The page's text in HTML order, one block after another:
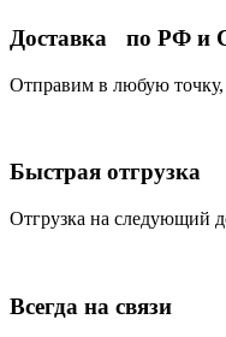
Доставка по РФ и
Отправим в любую
Быстрая отгрузка
Отгрузка на следующий
Всегда на связи